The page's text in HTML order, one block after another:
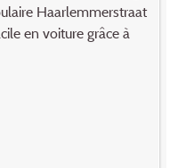
Haarlemmerstraat
en voiture grâce à